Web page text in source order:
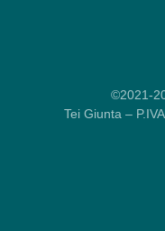
©2021-
Tei Giunta –